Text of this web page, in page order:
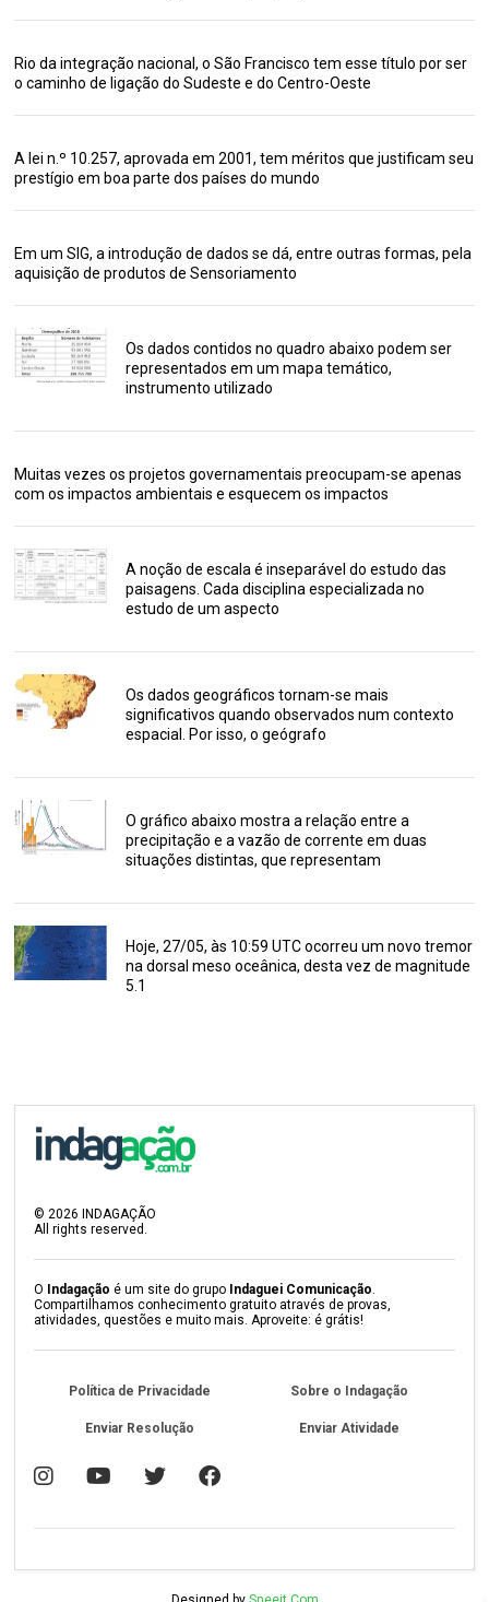
Rio da integração nacional, o São Francisco tem esse título por ser
o caminho de ligação do Sudeste e do Centro-Oeste
A lei n.º 10.257, aprovada em 2001, tem méritos que justificam seu
prestígio em boa parte dos países do mundo
Em um SIG, a introdução de dados se dá, entre outras formas, pela
aquisição de produtos de Sensoriamento
Os dados contidos no quadro abaixo podem ser
representados em um mapa temático,
instrumento utilizado
Muitas vezes os projetos governamentais preocupam-se apenas
com os impactos ambientais e esquecem os impactos
A noção de escala é inseparável do estudo das
paisagens. Cada disciplina especializada no
estudo de um aspecto
Os dados geográficos tornam-se mais
significativos quando observados num contexto
espacial. Por isso, o geógrafo
O gráfico abaixo mostra a relação entre a
precipitação e a vazão de corrente em duas
situações distintas, que representam
Hoje, 27/05, às 10:59 UTC ocorreu um novo tremor
na dorsal meso oceânica, desta vez de magnitude
5.1
©2026 INDAGAÇÃO
All rights reserved.
O Indagação é um site do grupo Indaguei Comunicação.
Compartilhamos conhecimento gratuito através de provas,
atividades, questões e muito mais. Aproveite: é grátis!
Política de Privacidade Sobre o Indagação
Enviar Resolução Enviar Atividade